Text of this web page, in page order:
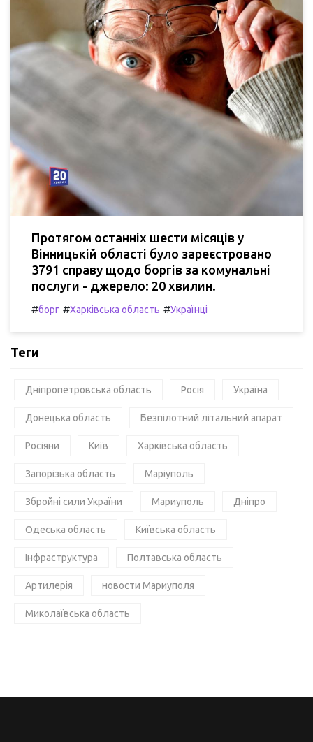
Протягом останніх шести місяців у
Вінницькій області було зареєстровано
3791 справу щодо боргів за комунальні
послуги - джерело: 20 хвилин.
#борг #Харківська область #Українці
Теги
Дніпропетровська область Росія Україна
Донецька область Безпілотний літальний апарат
Росіяни Київ Харківська область
Запорізька область Маріуполь
Збройні сили України Мариуполь Дніпро
Одеська область Київська область
Інфраструктура Полтавська область
Артилерія новости Мариуполя
Миколаївська область